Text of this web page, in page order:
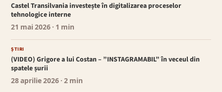
Castel Transilvania investește în digitalizarea proceselor
tehnologice interne
21 mai 2026 · 1 min
ȘTIRI
(VIDEO) Grigore a lui Costan – ”INSTAGRAMABIL” în veceul din
spatele șurii
28 aprilie 2026 · 2 min